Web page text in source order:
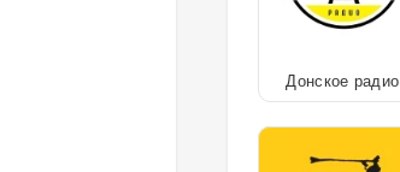
Донское радио